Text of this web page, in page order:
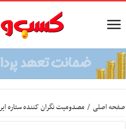
صفحه اصلی / مصدومیت نگران کننده ستاره